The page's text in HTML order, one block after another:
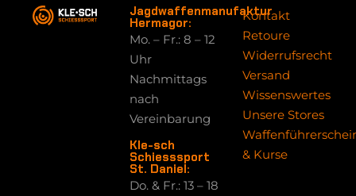
Jagdwaffenmanufaktur
Hermagor:
Mo. – Fr.: 8 – 12
Uhr
Nachmittags
nach
Vereinbarung
Kle-sch
Schiesssport
St. Daniel:
Do. & Fr.: 13 – 18
Kontakt
Retoure
Widerrufsrecht
Versand
Wissenswertes
Unsere Stores
& Kurse